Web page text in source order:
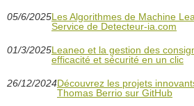
05/6/2025Les Algorithmes de Machine
Service de Detecteur-ia.com
01/3/2025Leaneo et la gestion des
efficacité et sécurité en un clic
26/12/2024Découvrez les projets
Thomas Berrio sur GitHub